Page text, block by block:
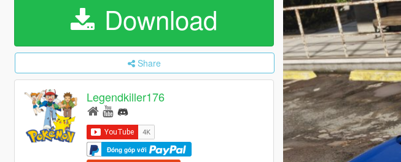
Download
Share
Legendkiller176
Đóng góp với